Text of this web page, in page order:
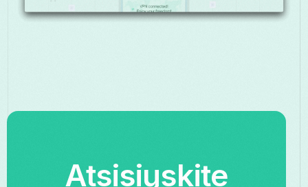
Atsisiųskite